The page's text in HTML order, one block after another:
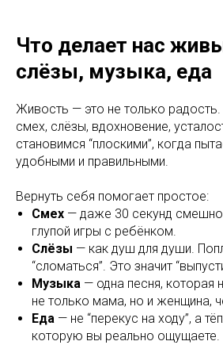
Что делает нас
слёзы, музыка, еда
Живость — это не только радость.
смех, слёзы, вдохновение,
становимся “плоскими”, когда
удобными и правильными.
Вернуть себя помогает простое:
Смех — даже 30 секунд
глупой игры с ребёнком.
Слёзы — как душ для души.
“сломаться”. Это значит
Музыка — одна песня, которая
не только мама, но и женщина,
Еда — не “перекус на ходу”, а
которую вы реально ощущаете.